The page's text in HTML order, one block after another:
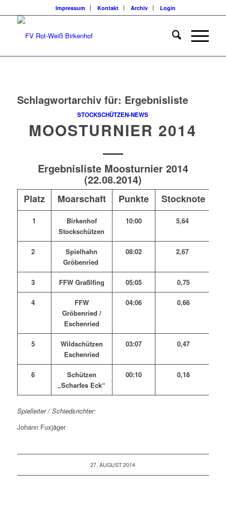
Impressum Kontakt Archiv Login
Schlagwortarchiv für: Ergebnisliste
STOCKSCHÜTZEN-NEWS
MOOSTURNIER 2014
Ergebnisliste Moosturnier 2014
(22.08.2014)
Platz Moarschaft Punkte Stocknote
1
Birkenhof
Stockschützen
10:00 5,64
2
Spielhahn
Gröbenried
08:02 2,67
3 FFW Graßlfing 05:05 0,75
4
FFW
Gröbenried /
Eschenried
04:06 0,66
5
Wildschützen
Eschenried
03:07 0,47
6
Schützen
„Scharfes Eck“
00:10 0,18
Spielleiter / Schiedsrichter:
Johann Fuxjäger
27. AUGUST 2014